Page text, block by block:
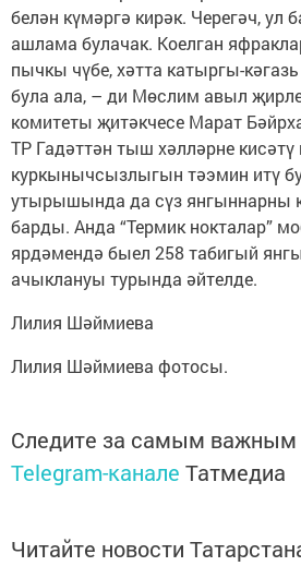
белән күмәргә кирәк. Черегәч, ул
ашлама булачак. Коелган
пычкы чүбе, хәтта катыргы-
була ала, – ди Мөслим авыл
комитеты җитәкчесе Марат
ТР Гадәттән тыш хәлләрне
куркынычсызлыгын тәэмин итү
утырышында да сүз янгыннарны
барды. Анда “Термик нокталар”
ярдәмендә быел 258 табигый
ачыклануы турында әйтелде.
Лилия Шәймиева
Лилия Шәймиева фотосы.
Следите за самым важным
Telegram-канале Татмедиа
Читайте новости